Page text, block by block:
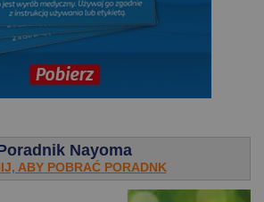
Nayoma
ABY POBRAĆ PORADNK